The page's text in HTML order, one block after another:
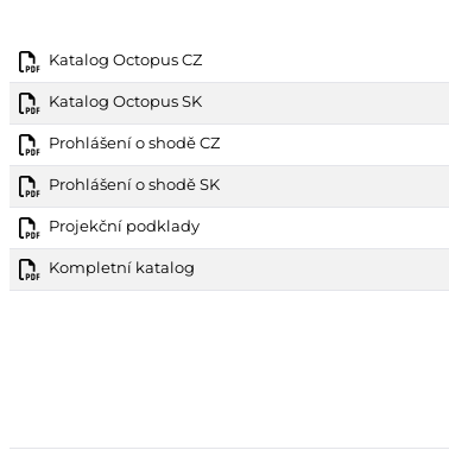
Katalog Octopus CZ
Katalog Octopus SK
Prohlášení o shodě CZ
Prohlášení o shodě SK
Projekční podklady
Kompletní katalog